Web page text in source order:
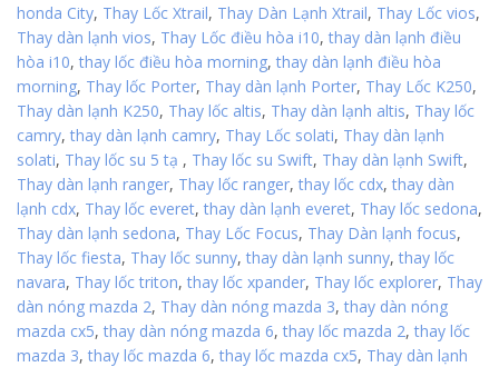
honda City, Thay Lốc Xtrail, Thay Dàn Lạnh Xtrail, Thay Lốc vios,
Thay dàn lạnh vios, Thay Lốc điều hòa i10, thay dàn lạnh điều
hòa i10, thay lốc điều hòa morning, thay dàn lạnh điều hòa
morning, Thay lốc Porter, Thay dàn lạnh Porter, Thay Lốc K250,
Thay dàn lạnh K250, Thay lốc altis, Thay dàn lạnh altis, Thay lốc
camry, thay dàn lạnh camry, Thay Lốc solati, Thay dàn lạnh
solati, Thay lốc su 5 tạ , Thay lốc su Swift, Thay dàn lạnh Swift,
Thay dàn lạnh ranger, Thay lốc ranger, thay lốc cdx, thay dàn
lạnh cdx, Thay lốc everet, thay dàn lạnh everet, Thay lốc sedona,
Thay dàn lạnh sedona, Thay Lốc Focus, Thay Dàn lạnh focus,
Thay lốc fiesta, Thay lốc sunny, thay dàn lạnh sunny, thay lốc
navara, Thay lốc triton, thay lốc xpander, Thay lốc explorer, Thay
dàn nóng mazda 2, Thay dàn nóng mazda 3, thay dàn nóng
mazda cx5, thay dàn nóng mazda 6, thay lốc mazda 2, thay lốc
mazda 3, thay lốc mazda 6, thay lốc mazda cx5, Thay dàn lạnh